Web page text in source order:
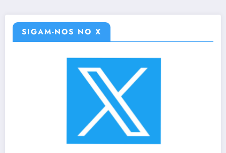
SIGAM-NOS NO X